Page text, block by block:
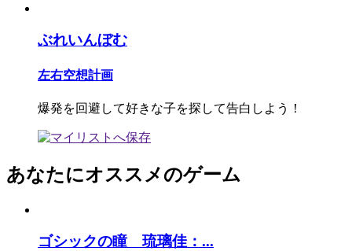
ぶれいんぼむ
左右空想計画
爆発を回避して好きな子を探して告白しよう！
あなたにオススメのゲーム
ゴシックの瞳 琉璃佳：...